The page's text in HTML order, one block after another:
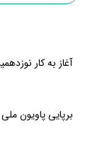
آغاز به کار
برپایی پاویون